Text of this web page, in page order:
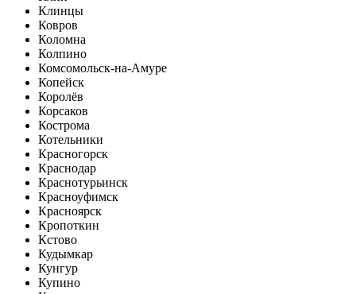
Клинцы
Ковров
Коломна
Колпино
Комсомольск-на-Амуре
Копейск
Королёв
Корсаков
Кострома
Котельники
Красногорск
Краснодар
Краснотурьинск
Красноуфимск
Красноярск
Кропоткин
Кстово
Кудымкар
Кунгур
Купино